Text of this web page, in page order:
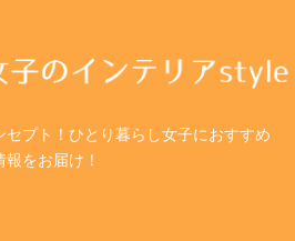
プト！ひとり暮らし女子におすすめ
をお届け！